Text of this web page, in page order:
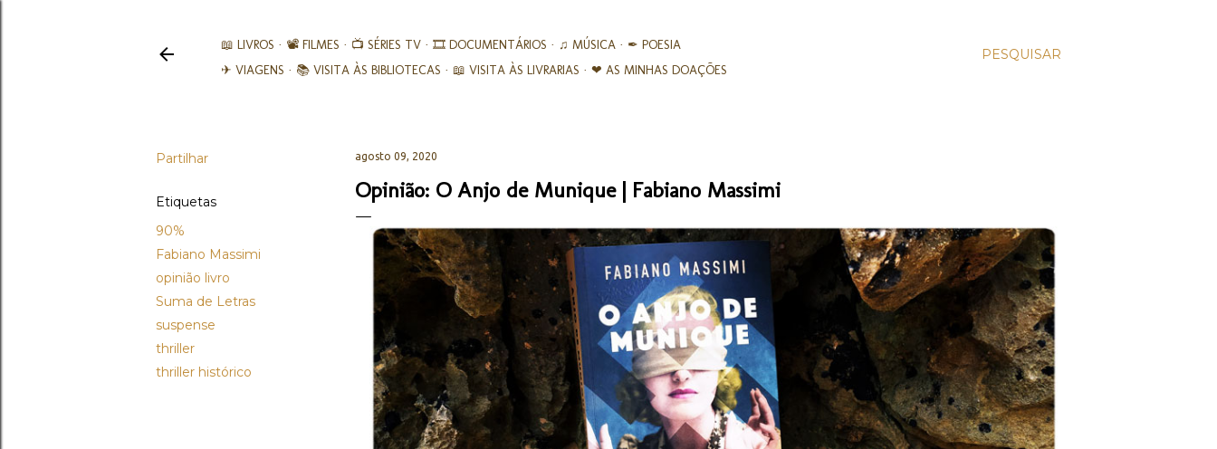
PESQUISAR
📖 LIVROS 📽️ FILMES 📺 SÉRIES TV 🎞︎ DOCUMENTÁRIOS ♫ MÚSICA
✒ POESIA
✈ VIAGENS
📚︎ VISITA ÀS BIBLIOTECAS 📖 VISITA ÀS LIVRARIAS ❤ AS MINHAS DOAÇÕES
Partilhar
Etiquetas
90%
Fabiano Massimi
opinião livro
Suma de Letras
suspense
thriller
thriller histórico
agosto 09, 2020
Opinião: O Anjo de Munique | Fabiano Massimi